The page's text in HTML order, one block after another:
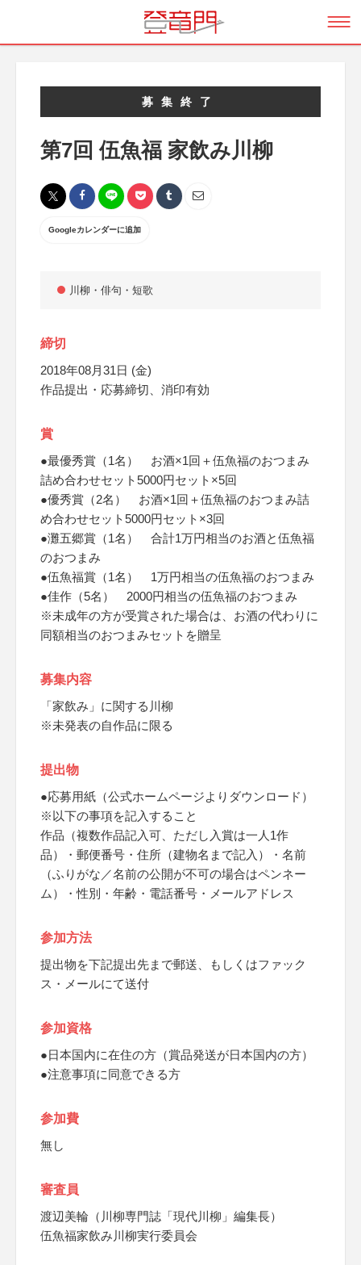
募集終了
第7回 伍魚福 家飲み川柳
Googleカレンダーに追加
川柳・俳句・短歌
締切
2018年08月31日 (金)
作品提出・応募締切、消印有効
賞
●最優秀賞（1名） お酒×1回＋伍魚福のおつまみ
詰め合わせセット5000円セット×5回
●優秀賞（2名） お酒×1回＋伍魚福のおつまみ詰
め合わせセット5000円セット×3回
●灘五郷賞（1名） 合計1万円相当のお酒と伍魚福
のおつまみ
●伍魚福賞（1名） 1万円相当の伍魚福のおつまみ
●佳作（5名） 2000円相当の伍魚福のおつまみ
※未成年の方が受賞された場合は、お酒の代わりに
同額相当のおつまみセットを贈呈
募集内容
「家飲み」に関する川柳
※未発表の自作品に限る
提出物
●応募用紙（公式ホームページよりダウンロード）
※以下の事項を記入すること
作品（複数作品記入可、ただし入賞は一人1作
品）・郵便番号・住所（建物名まで記入）・名前
（ふりがな／名前の公開が不可の場合はペンネー
ム）・性別・年齢・電話番号・メールアドレス
参加方法
提出物を下記提出先まで郵送、もしくはファック
ス・メールにて送付
参加資格
●日本国内に在住の方（賞品発送が日本国内の方）
●注意事項に同意できる方
参加費
無し
審査員
渡辺美輪（川柳専門誌「現代川柳」編集長）
伍魚福家飲み川柳実行委員会